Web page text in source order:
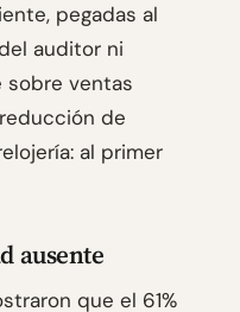
pegadas al
auditor ni
ventas
de
al primer
ausente
que el 61%